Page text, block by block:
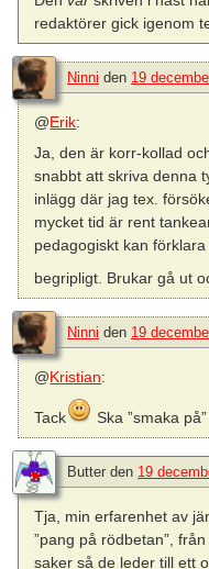
redaktörer gick igenom
Ninni den 19
@Erik:
Ja, den är korr-kollad
snabbt att skriva denna
inlägg där jag tex.
mycket tid är rent
pedagogiskt kan
begripligt. Brukar gå ut
Ninni den 19
@Kristian:
Tack Ska ”smaka
Butter den 19
Tja, min erfarenhet av
”pang på rödbetan”,
saker så de leder till ett